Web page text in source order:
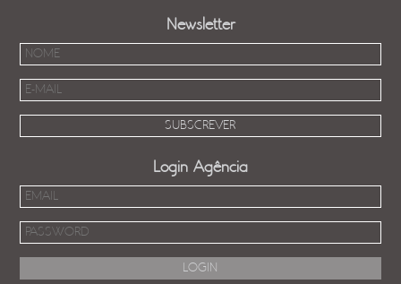
Newsletter
Login Agência